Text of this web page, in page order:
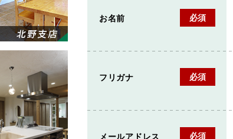
お名前 必須
フリガナ 必須
メールアドレス 必須